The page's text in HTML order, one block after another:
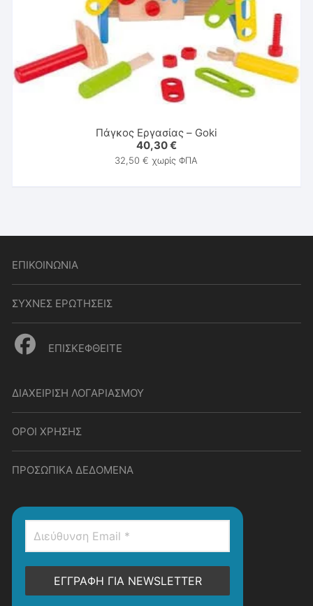
Πάγκος Εργασίας – Goki
40,30€
32,50€ χωρίς ΦΠΑ
ΕΠΙΚΟΙΝΩΝΙΑ
ΣΥΧΝΕΣ ΕΡΩΤΗΣΕΙΣ
ΕΠΙΣΚΕΦΘΕΙΤΕ
ΔΙΑΧΕΙΡΙΣΗ ΛΟΓΑΡΙΑΣΜΟΥ
ΟΡΟΙ ΧΡΗΣΗΣ
ΠΡΟΣΩΠΙΚΑ ΔΕΔΟΜΕΝΑ